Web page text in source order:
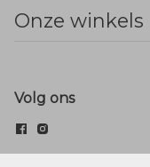
Onze winkels
Volg ons